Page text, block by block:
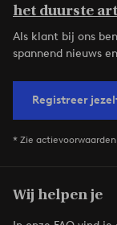
het duurste
Als klant bij ons
spannend nieuws
Registreer
* Zie
Wij helpen je